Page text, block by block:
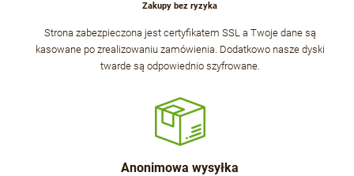
Zakupy bez ryzyka
Strona zabezpieczona jest certyfikatem SSL a Twoje dane są
kasowane po zrealizowaniu zamówienia. Dodatkowo nasze dyski
twarde są odpowiednio szyfrowane.
Anonimowa wysyłka